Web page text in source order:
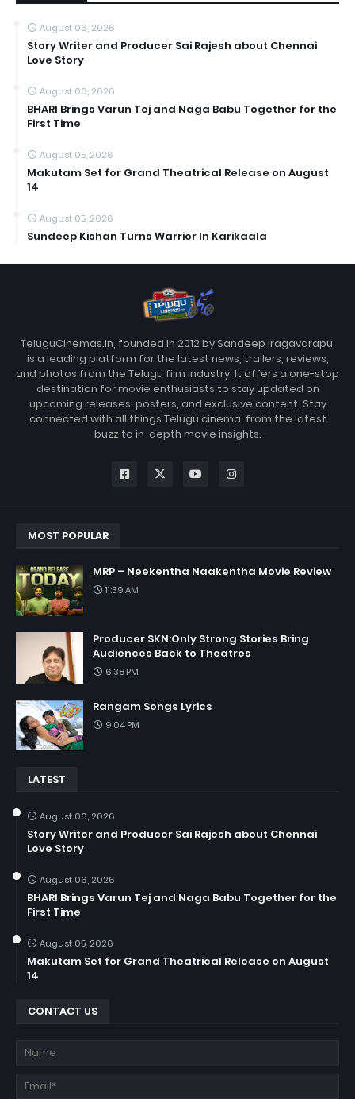
August 06, 2026
Story Writer and Producer Sai Rajesh about Chennai
Love Story
August 06, 2026
BHARI Brings Varun Tej and Naga Babu Together for the
First Time
August 05, 2026
Makutam Set for Grand Theatrical Release on August
14
August 05, 2026
Sundeep Kishan Turns Warrior In Karikaala
TeluguCinemas.in, founded in 2012 by Sandeep Iragavarapu,
is a leading platform for the latest news, trailers, reviews,
and photos from the Telugu film industry. It offers a one-stop
destination for movie enthusiasts to stay updated on
upcoming releases, posters, and exclusive content. Stay
connected with all things Telugu cinema, from the latest
buzz to in-depth movie insights.
MOST POPULAR
MRP – Neekentha Naakentha Movie Review
11:39 AM
Producer SKN:Only Strong Stories Bring
Audiences Back to Theatres
6:38 PM
Rangam Songs Lyrics
9:04 PM
LATEST
August 06, 2026
Story Writer and Producer Sai Rajesh about Chennai
Love Story
August 06, 2026
BHARI Brings Varun Tej and Naga Babu Together for the
First Time
August 05, 2026
Makutam Set for Grand Theatrical Release on August
14
CONTACT US